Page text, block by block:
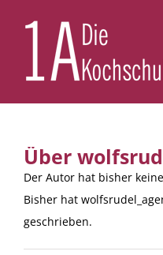
Inhalt
Über
Der Autor hat bisher
Bisher hat
geschrieben.